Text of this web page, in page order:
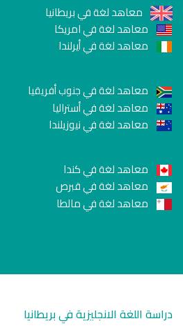
معاهد لغة في بريطانيا
معاهد لغة في امريكا
معاهد لغة في أيرلندا
معاهد لغة في جنوب أفريقيا
معاهد لغة في أستراليا
معاهد لغة في نيوزيلندا
معاهد لغة في كندا
معاهد لغة في قبرص
معاهد لغة في مالطا
دراسة اللغة الانجليزية في بريطانيا